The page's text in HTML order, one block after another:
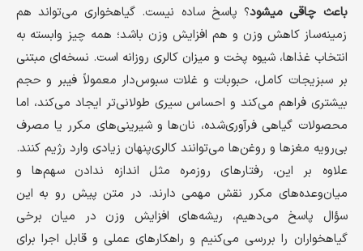
باعث چاقی میشود؟ پاسخ ساده نیست. گیاهخواری می‌تواند هم
زمینه‌ساز کاهش وزن و هم افزایش وزن باشد؛ همه چیز وابسته به
انتخاب غذاها، شیوه پخت و میزان کالری روزانه است. نسخه‌ای مبتنی
بر سبزیجات کامل، حبوبات و غلات سبوس‌دار معمولاً فیبر و حجم
بیشتری فراهم می‌کند و احساس سیری طولانی‌تر ایجاد می‌کند، اما
محصولات گیاهی فرآوری‌شده، نان‌ها و شیرینی‌های مکرر یا مصرف
بی‌رویه مغزها و روغن‌ها می‌توانند کالری‌پنهان زیادی وارد رژیم کنند.
علاوه بر این، رفتارهای روزمره مثل اندازه ندادن سهم‌ها و
میان‌وعده‌های مکرر نقش مهمی دارند. در متن پیش رو به این
سؤال پاسخ می‌دهیم، ریشه‌های افزایش وزن در میان برخی
گیاهخواران را بررسی می‌کنیم و راهکارهای عملی و قابل اجرا برای